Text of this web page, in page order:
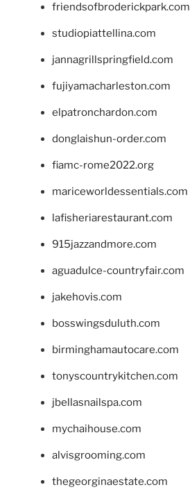
friendsofbroderickpark.com
studiopiattellina.com
jannagrillspringfield.com
fujiyamacharleston.com
elpatronchardon.com
donglaishun-order.com
fiamc-rome2022.org
mariceworldessentials.com
lafisheriarestaurant.com
915jazzandmore.com
aguadulce-countryfair.com
jakehovis.com
bosswingsduluth.com
birminghamautocare.com
tonyscountrykitchen.com
jbellasnailspa.com
mychaihouse.com
alvisgrooming.com
thegeorginaestate.com